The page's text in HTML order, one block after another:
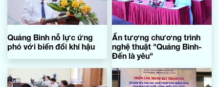
Quảng Bình nỗ lực ứng
phó với biến đổi khí hậu
Ấn tượng chương trình
nghệ thuật "Quảng Bình-
Đến là yêu"